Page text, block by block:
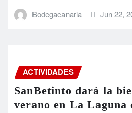
Bodegacanaria Jun 22,
ACTIVIDADES
SanBetinto dará la
verano en La Laguna